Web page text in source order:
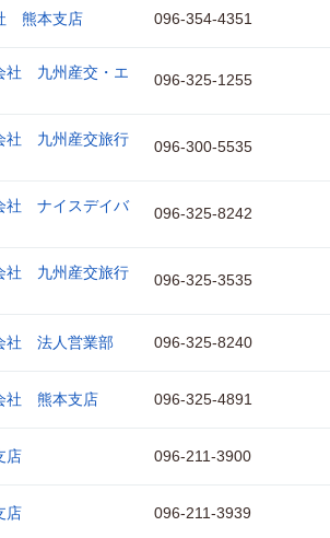
熊本支店 096-354-4351
社 九州産交・エ
096-325-1255
社 九州産交旅行
096-300-5535
社 ナイスデイバ
096-325-8242
社 九州産交旅行
096-325-3535
社 法人営業部 096-325-8240
社 熊本支店 096-325-4891
店 096-211-3900
店 096-211-3939